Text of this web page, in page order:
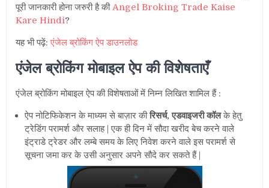
पूरी जानकारी होना जरुरी है कीAngel Broking Trade Kaise
Kare Hindi?
यह भी पढ़ें:एंजेल ब्रोकिंग ऐप डाउनलोड
एंजेल ब्रोकिंग मोबाइल ऐप की विशेषताएँ
एंजेल ब्रोकिंग मोबाइल ऐप की विशेषताओं में निम्न लिखित शामिल हैं :
ऐप नोटिफिकेशन के माध्यम से बाज़ार कीरिसर्च, एडवाइजरी कॉलके हेतु
ट्रेडिंग परामर्श और सलाह | एक ही दिन में सौदा खरीद बेच करने वाले
इंट्राडे ट्रेडर और लम्बे समय के लिए निवेश करने वाले इस परामर्श से
सूचना जमा कर के उसी अनुसार अपने सौदे कर सकते हैं |